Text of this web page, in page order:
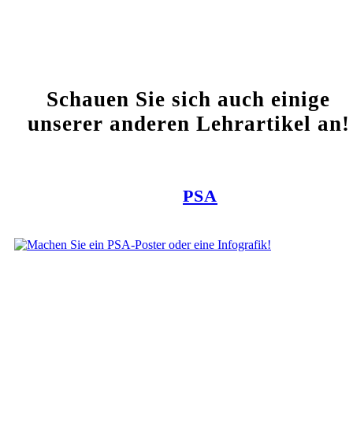
Schauen Sie sich auch einige
unserer anderen Lehrartikel an!
PSA